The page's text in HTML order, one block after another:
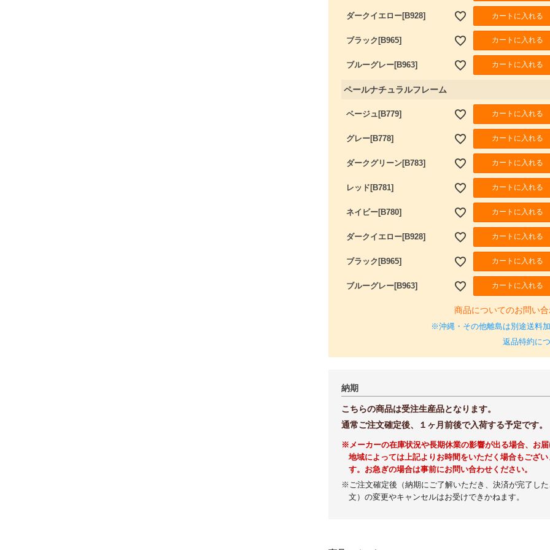
ダークイエロー[B928] カートに入れる
ブラック[B965] カートに入れる
ブルーグレー[B963] カートに入れる
ペールナチュラルフレーム
ベージュ[B779] カートに入れる
グレー[B778] カートに入れる
ダークグリーン[B783] カートに入れる
レッド[B781] カートに入れる
ネイビー[B780] カートに入れる
ダークイエロー[B928] カートに入れる
ブラック[B965] カートに入れる
ブルーグレー[B963] カートに入れる
商品についてのお問い
※沖縄・その他離島は別途送料
返品特約に
納期
こちらの商品は受注生産品となります。
通常ご注文確定後、１ヶ月前後で入荷する予定です。
※メーカーの在庫状況や長期休業の影響が出る場合、お届
地域によっては上記よりお時間をいただく場合もござい
す。お急ぎの場合は事前にお問い合わせください。
※ご注文確定後（納期にご了解いただき、決済が完了した
文）の変更やキャンセルはお受けできかねます。